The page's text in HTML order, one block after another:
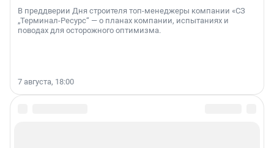
В преддверии Дня строителя топ-менеджеры компании «СЗ
„Терминал-Ресурс“ — о планах компании, испытаниях и
поводах для осторожного оптимизма.
7 августа, 18:00